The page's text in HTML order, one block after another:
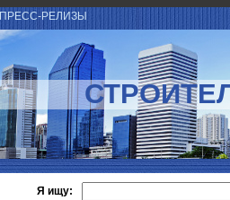
ПРЕСС-РЕЛИЗЫ
Я ищу: